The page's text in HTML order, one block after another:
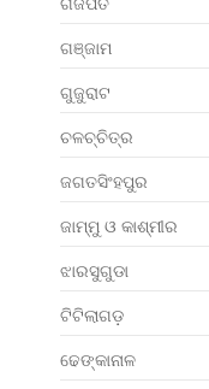
ଗଞ୍ଜାମ
ଗୁଜୁରାଟ
ଚଳଚ୍ଚିତ୍ର
ଜଗତସିଂହପୁର
ଜାମ୍ମୁ ଓ କାଶ୍ମୀର
ଝାରସୁଗୁଡା
ଟିଟିଲାଗଡ଼
ଢେଙ୍କାନାଳ